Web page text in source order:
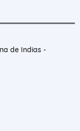
de Indias -